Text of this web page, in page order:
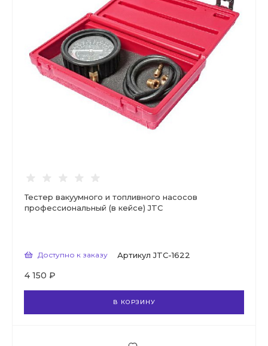
Тестер вакуумного и топливного насосов
профессиональный (в кейсе) JTC
Доступно к заказу Артикул JTC-1622
4 150 ₽
В КОРЗИНУ